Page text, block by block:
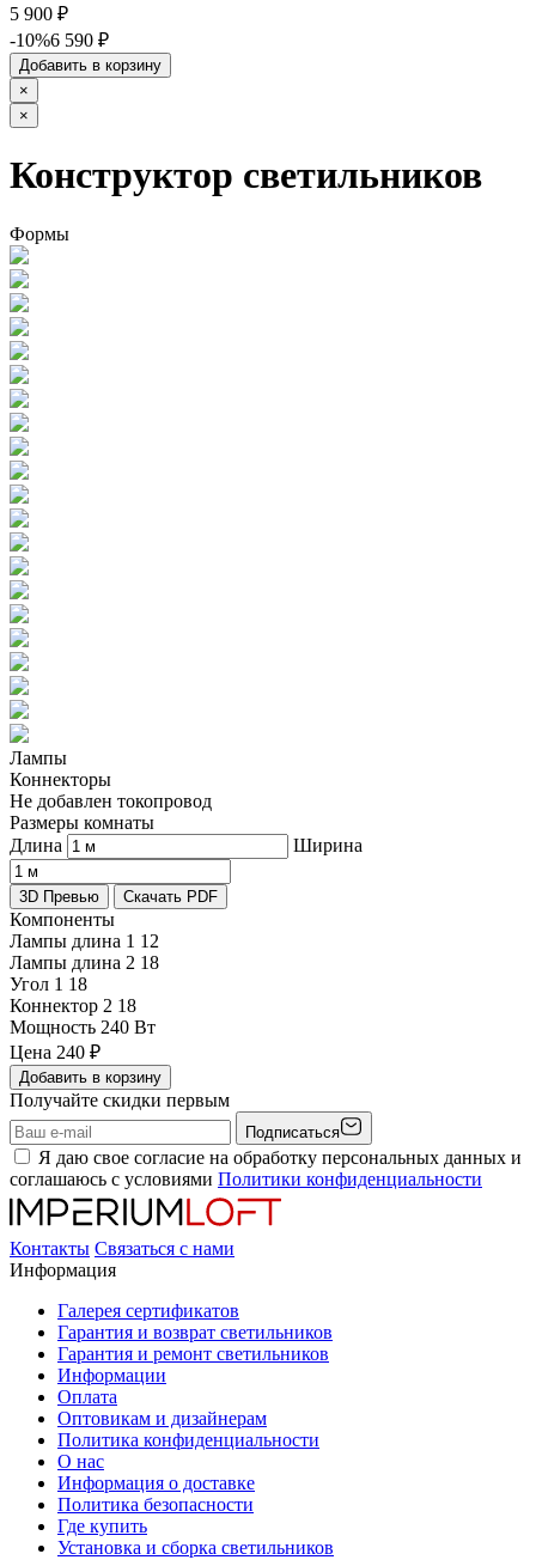
5 900 ₽
-10%6 590 ₽
Добавить в корзину
×
×
Конструктор светильников
Формы
Лампы
Коннекторы
Не добавлен токопровод
Размеры комнаты
Длина
Ширина
3D Превью Скачать PDF
Компоненты
Лампы длина 1 12
Лампы длина 2 18
Угол 1 18
Коннектор 2 18
Мощность 240 Вт
Цена 240 ₽
Добавить в корзину
Получайте скидки первым
Подписаться
Я даю свое согласие на обработку персональных данных и
соглашаюсь с условиями Политики конфиденциальности
Контакты Связаться с нами
Информация
Галерея сертификатов
Гарантия и возврат светильников
Гарантия и ремонт светильников
Информации
Оплата
Оптовикам и дизайнерам
Политика конфиденциальности
О нас
Информация о доставке
Политика безопасности
Где купить
Установка и сборка светильников